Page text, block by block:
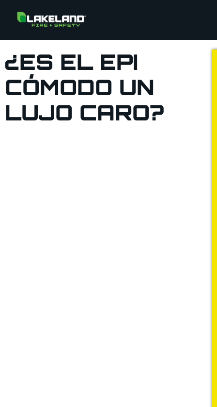
¿ES EL EPI
CÓMODO UN
LUJO CARO?